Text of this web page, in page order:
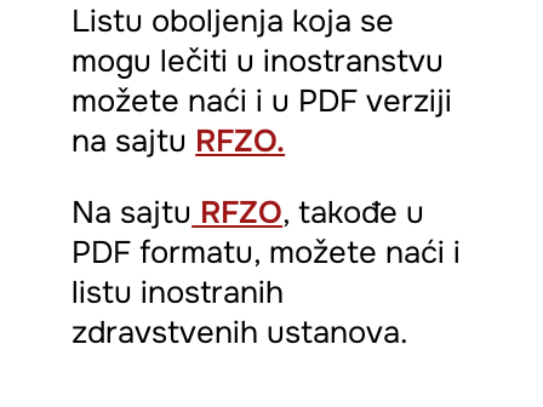
Listu oboljenja koja se
mogu lečiti u inostranstvu
možete naći i u PDF verziji
na sajtu RFZO.
Na sajtu RFZO, takođe u
PDF formatu, možete naći i
listu inostranih
zdravstvenih ustanova.